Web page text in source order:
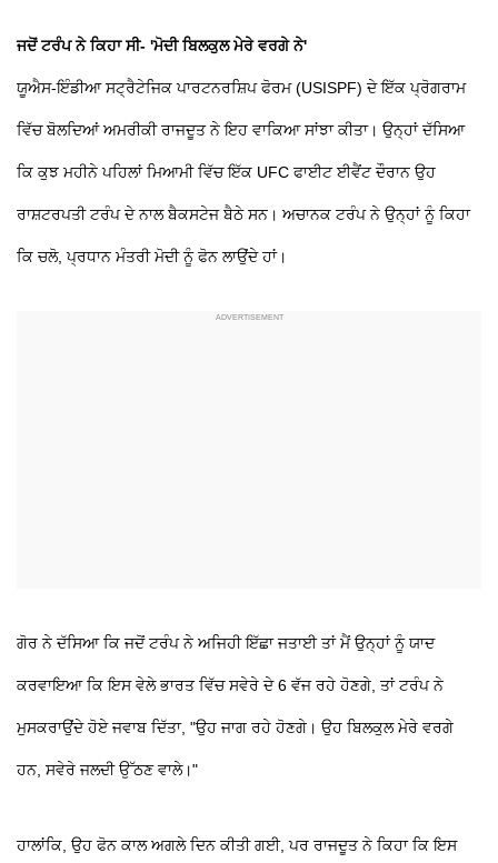
ਜਦੋਂ ਟਰੰਪ ਨੇ ਕਿਹਾ ਸੀ- 'ਮੋਦੀ ਬਿਲਕੁਲ ਮੇਰੇ ਵਰਗੇ ਨੇ'
ਯੂਐਸ-ਇੰਡੀਆ ਸਟ੍ਰੈਟੇਜਿਕ ਪਾਰਟਨਰਸ਼ਿਪ ਫੋਰਮ (USISPF) ਦੇ ਇੱਕ ਪ੍ਰੋਗਰਾਮ
ਵਿੱਚ ਬੋਲਦਿਆਂ ਅਮਰੀਕੀ ਰਾਜਦੂਤ ਨੇ ਇਹ ਵਾਕਿਆ ਸਾਂਝਾ ਕੀਤਾ। ਉਨ੍ਹਾਂ ਦੱਸਿਆ
ਕਿ ਕੁਝ ਮਹੀਨੇ ਪਹਿਲਾਂ ਮਿਆਮੀ ਵਿੱਚ ਇੱਕ UFC ਫਾਈਟ ਈਵੈਂਟ ਦੌਰਾਨ ਉਹ
ਰਾਸ਼ਟਰਪਤੀ ਟਰੰਪ ਦੇ ਨਾਲ ਬੈਕਸਟੇਜ ਬੈਠੇ ਸਨ। ਅਚਾਨਕ ਟਰੰਪ ਨੇ ਉਨ੍ਹਾਂ ਨੂੰ ਕਿਹਾ
ਕਿ ਚਲੋ, ਪ੍ਰਧਾਨ ਮੰਤਰੀ ਮੋਦੀ ਨੂੰ ਫੋਨ ਲਾਉਂਦੇ ਹਾਂ।
ਗੋਰ ਨੇ ਦੱਸਿਆ ਕਿ ਜਦੋਂ ਟਰੰਪ ਨੇ ਅਜਿਹੀ ਇੱਛਾ ਜਤਾਈ ਤਾਂ ਮੈਂ ਉਨ੍ਹਾਂ ਨੂੰ ਯਾਦ
ਕਰਵਾਇਆ ਕਿ ਇਸ ਵੇਲੇ ਭਾਰਤ ਵਿੱਚ ਸਵੇਰੇ ਦੇ 6 ਵੱਜ ਰਹੇ ਹੋਣਗੇ, ਤਾਂ ਟਰੰਪ ਨੇ
ਮੁਸਕਰਾਉਂਦੇ ਹੋਏ ਜਵਾਬ ਦਿੱਤਾ, "ਉਹ ਜਾਗ ਰਹੇ ਹੋਣਗੇ। ਉਹ ਬਿਲਕੁਲ ਮੇਰੇ ਵਰਗੇ
ਹਨ, ਸਵੇਰੇ ਜਲਦੀ ਉੱਠਣ ਵਾਲੇ।"
ਹਾਲਾਂਕਿ, ਉਹ ਫੋਨ ਕਾਲ ਅਗਲੇ ਦਿਨ ਕੀਤੀ ਗਈ, ਪਰ ਰਾਜਦੂਤ ਨੇ ਕਿਹਾ ਕਿ ਇਸ